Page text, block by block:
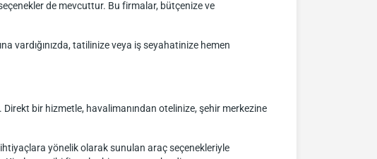
de mevcuttur. Bu firmalar, bütçenize ve
vardığınızda, tatilinize veya iş seyahatinize hemen
bir hizmetle, havalimanından otelinize, şehir merkezine
yönelik olarak sunulan araç seçenekleriyle